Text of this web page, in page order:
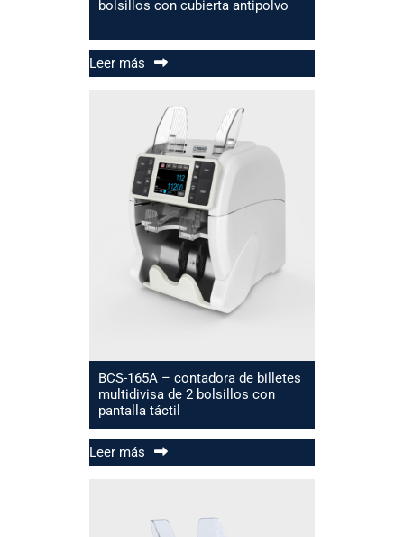
bolsillos con cubierta antipolvo
Leer más
BCS-165A – contadora de billetes
multidivisa de 2 bolsillos con
pantalla táctil
Leer más